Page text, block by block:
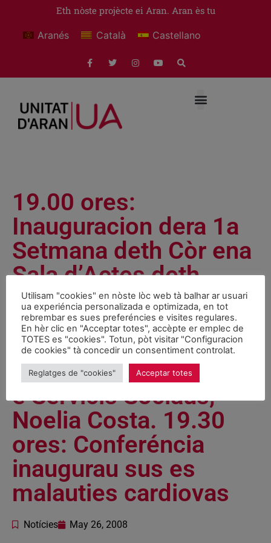
Eth nòste projècte ei Aran. Aran ès tu
Aranés Català Castellano
19.00 ores:
Inauguracion dera 1a
Setmana deth Còr ena
Sala d’Actes deth
Conselh Generau
d’Aran, a cargue dera
vicesindica 2au e
conselhèra de Sanitat
e Servicis Sociaus,
Noelia Costa. 19.30
ores: Conferéncia
inaugurau sus es
malauties cardiovas
Notícies May 26, 2008
Utilisam "cookies" en nòste lòc web tà balhar ar usuari
ua experiéncia personalizada e optimizada, en tot
rebrembar es sues preferéncies e visites regulares.
En hèr clic en "Acceptar totes", accèpte er emplec de
TOTES es "cookies". Totun, pòt visitar "Configuracion
de cookies" tà concedir un consentiment controlat.
Reglatges de "cookies" Acceptar totes